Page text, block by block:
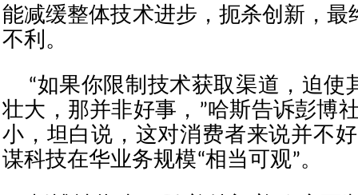
能减缓整体技术进步，扼杀创新，最
不利。
“如果你限制技术获取渠道，迫使
壮大，那并非好事，”哈斯告诉彭博
小，坦白说，这对消费者来说并不
谋科技在华业务规模“相当可观”。